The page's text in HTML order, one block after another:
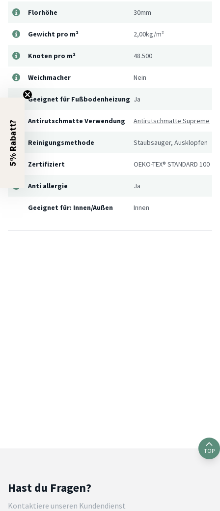
Florhöhe 30mm
Gewicht pro m² 2,00kg/m²
Knoten pro m² 48.500
Weichmacher Nein
Geeignet für Fußbodenheizung Ja
Antirutschmatte Verwendung Antirutschmatte Supreme
Reinigungsmethode Staubsauger, Ausklopfen
Zertifiziert OEKO-TEX® STANDARD 100
Anti allergie Ja
Geeignet für: Innen/Außen Innen
TOP
Hast du Fragen?
Kontaktiere unseren Kundendienst
5% Rabatt?